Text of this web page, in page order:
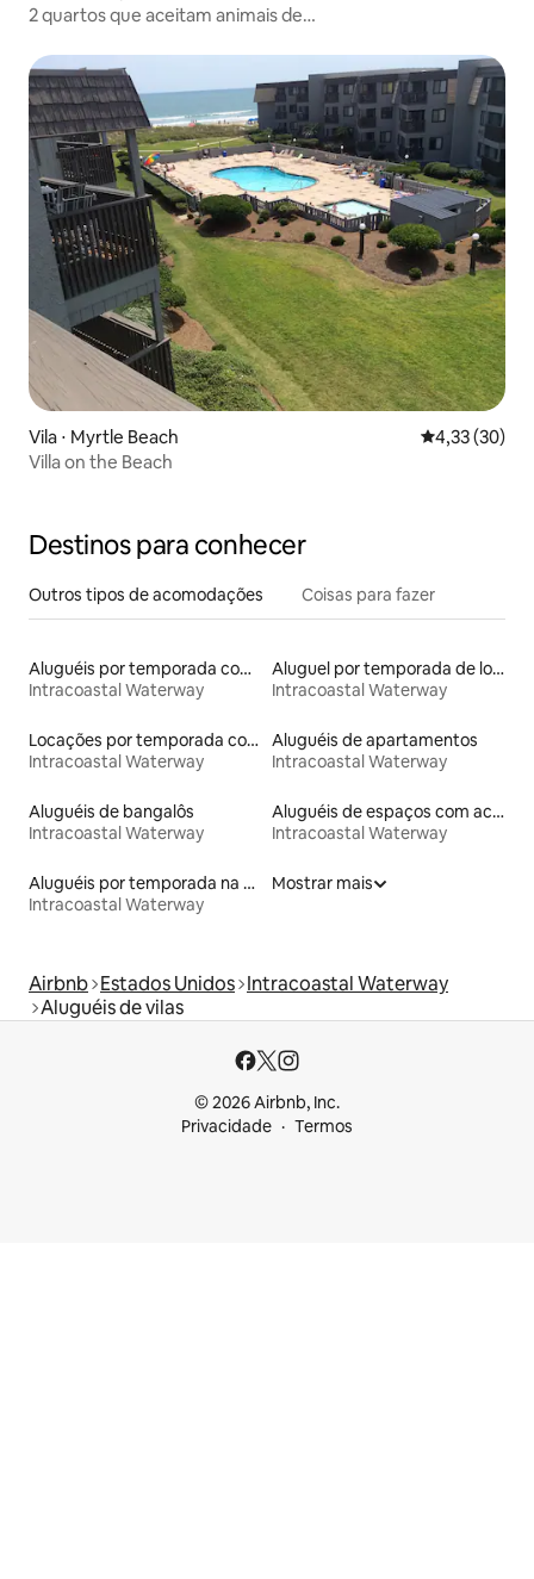
2 quartos que aceitam animais de
Vila ⋅ Myrtle Beach 4,33 de uma
4,33 (30)
Villa on the Beach
Destinos para conhecer
Outros tipos de acomodações Coisas para fazer
Aluguéis por temporada com banheiro para PCD
Intracoastal Waterway
Aluguel por temporada de lofts
Intracoastal Waterway
Locações por temporada com piscina
Intracoastal Waterway
Aluguéis de apartamentos
Intracoastal Waterway
Aluguéis de bangalôs
Intracoastal Waterway
Aluguéis de espaços com acesso direto a pistas de esqui
Intracoastal Waterway
Aluguéis por temporada na orla
Intracoastal Waterway
Mostrar mais
Airbnb Estados Unidos Intracoastal Waterway
Aluguéis de vilas
© 2026 Airbnb, Inc.
Privacidade
Termos